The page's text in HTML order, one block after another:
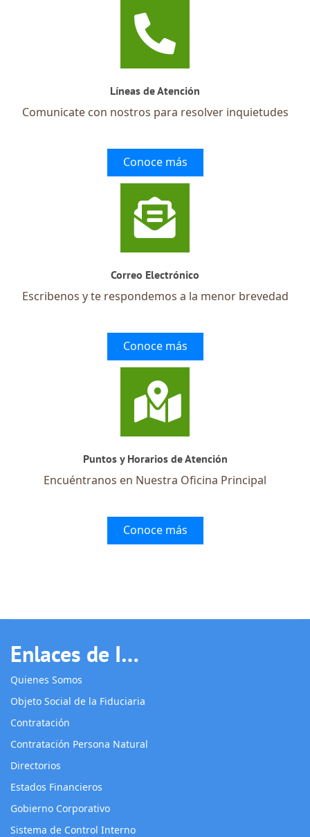
Líneas de Atención
Comunicate con nostros para resolver inquietudes
Conoce más
Correo Electrónico
Escribenos y te respondemos a la menor brevedad
Conoce más
Puntos y Horarios de Atención
Encuéntranos en Nuestra Oficina Principal
Conoce más
Enlaces de Interés
Quienes Somos
Objeto Social de la Fiduciaria
Contratación
Contratación Persona Natural
Directorios
Estados Financieros
Gobierno Corporativo
Sistema de Control Interno